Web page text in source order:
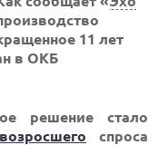
11 лет
в ОКБ
решение стало
спроса